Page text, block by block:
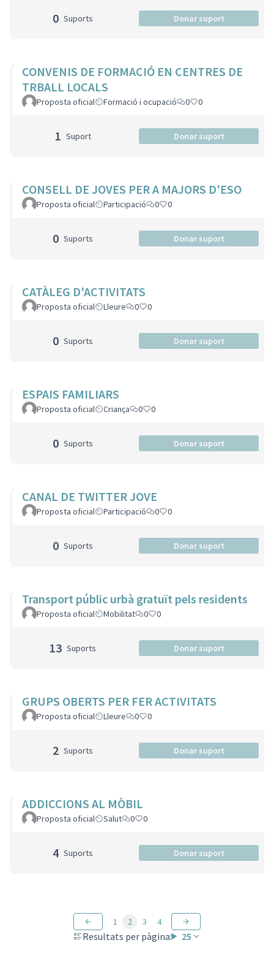
0 Suports Donar suport
CONVENIS DE FORMACIÓ EN CENTRES DE
TRBALL LOCALS
Proposta oficial Formació i ocupació 0 0
1 Suport Donar suport
CONSELL DE JOVES PER A MAJORS D'ESO
Proposta oficial Participació 0 0
0 Suports Donar suport
CATÀLEG D'ACTIVITATS
Proposta oficial Lleure 0 0
0 Suports Donar suport
ESPAIS FAMILIARS
Proposta oficial Criança 0 0
0 Suports Donar suport
CANAL DE TWITTER JOVE
Proposta oficial Participació 0 0
0 Suports Donar suport
Transport públic urbà gratuït pels residents
Proposta oficial Mobilitat 0 0
13 Suports Donar suport
GRUPS OBERTS PER FER ACTIVITATS
Proposta oficial Lleure 0 0
2 Suports Donar suport
ADDICCIONS AL MÒBIL
Proposta oficial Salut 0 0
4 Suports Donar suport
Resultats per pàgina: 25
1 2 3 4